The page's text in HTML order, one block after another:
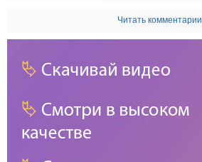
Читать комментарии